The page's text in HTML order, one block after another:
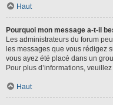
Haut
Pourquoi mon message a-t-il
Les administrateurs du forum
les messages que vous rédigez
vous ayez été placé dans un
Pour plus d’informations,
Haut